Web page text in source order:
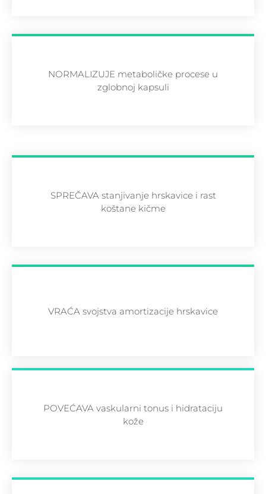
NORMALIZUJE metaboličke procese u
zglobnoj kapsuli
SPREČAVA stanjivanje hrskavice i rast
koštane kičme
VRAĆA svojstva amortizacije hrskavice
POVEĆAVA vaskularni tonus i hidrataciju
kože